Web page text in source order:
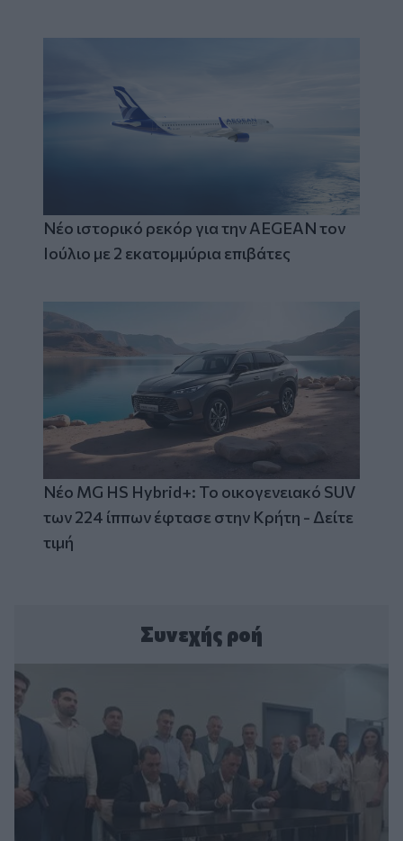
Νέο ιστορικό ρεκόρ για την AEGEAN τον
Ιούλιο με 2 εκατομμύρια επιβάτες
Νέο MG HS Hybrid+: Το οικογενειακό SUV
των 224 ίππων έφτασε στην Κρήτη - Δείτε
τιμή
Συνεχής ροή